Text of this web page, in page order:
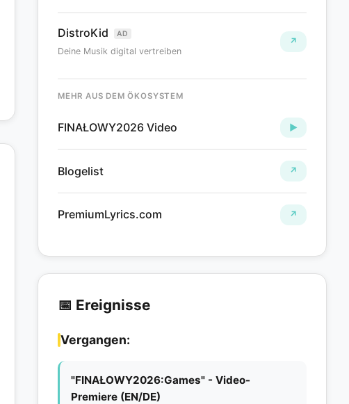
DistroKid AD
Deine Musik digital vertreiben
↗
MEHR AUS DEM ÖKOSYSTEM
FINAŁOWY2026 Video ►
Blogelist ↗
PremiumLyrics.com ↗
📅 Ereignisse
Vergangen:
"FINAŁOWY2026:Games" - Video-
Premiere (EN/DE)